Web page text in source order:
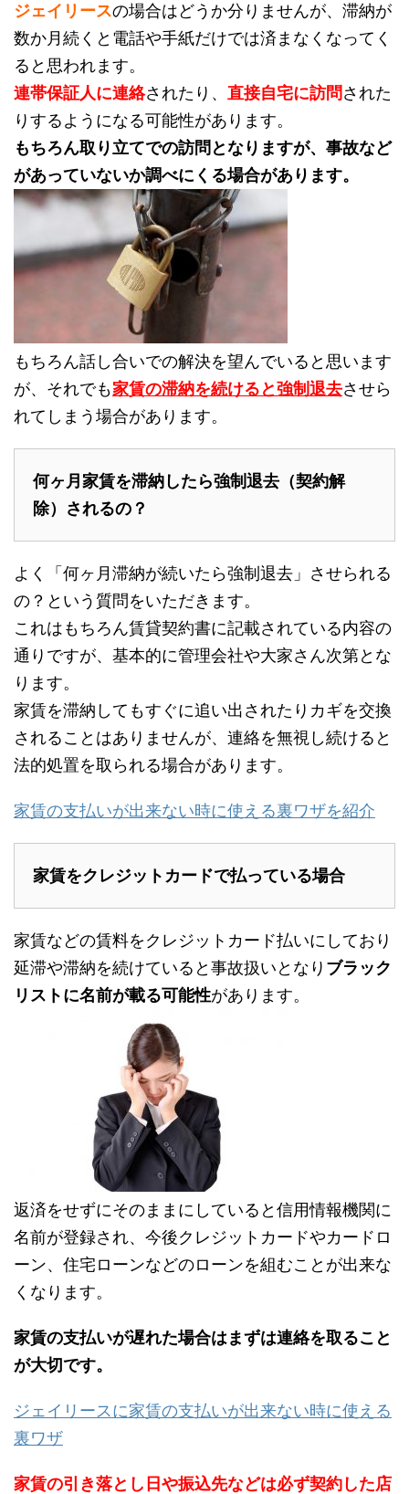
ジェイリースの場合はどうか分りませんが、滞納が
数か月続くと電話や手紙だけでは済まなくなってく
ると思われます。
連帯保証人に連絡されたり、 直接自宅に訪問された
りするようになる可能性があります。
もちろん取り立てでの訪問となりますが、事故など
があっていないか調べにくる場合があります。
もちろん話し合いでの解決を望んでいると思います
が、それでも家賃の滞納を続けると強制退去させら
れてしまう場合があります。
何ヶ月家賃を滞納したら強制退去（契約解
除）されるの？
よく「何ヶ月滞納が続いたら強制退去」させられる
の？という質問をいただきます。
これはもちろん賃貸契約書に記載されている内容の
通りですが、基本的に管理会社や大家さん次第とな
ります。
家賃を滞納してもすぐに追い出されたりカギを交換
されることはありませんが、連絡を無視し続けると
法的処置を取られる場合があります。
家賃の支払いが出来ない時に使える裏ワザを紹介
家賃をクレジットカードで払っている場合
家賃などの賃料をクレジットカード払いにしており
延滞や滞納を続けていると事故扱いとなり ブラック
リストに名前が載る可能性があります。
返済をせずにそのままにしていると信用情報機関に
名前が登録され、今後クレジットカードやカードロ
ーン、住宅ローンなどのローンを組むことが出来な
くなります。
家賃の支払いが遅れた場合はまずは連絡を取ること
が大切です。
ジェイリースに家賃の支払いが出来ない時に使える
裏ワザ
家賃の引き落とし日や振込先などは必ず契約した店